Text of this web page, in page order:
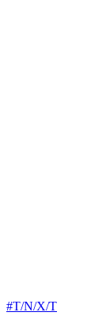
#T/N/X/T